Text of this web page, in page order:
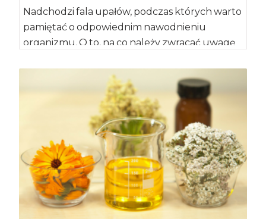
Nadchodzi fala upałów, podczas których warto
pamiętać o odpowiednim nawodnieniu
organizmu. O to, na co należy zwracać uwagę